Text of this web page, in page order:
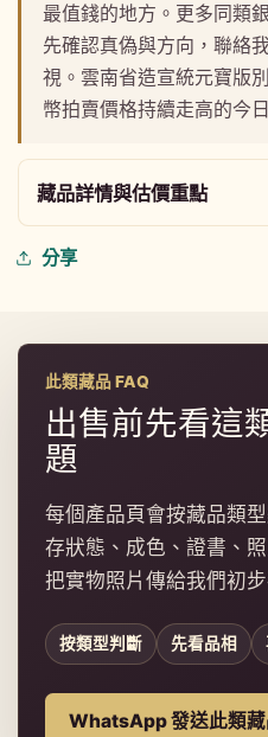
最值錢的地方。更多同類
先確認真偽與方向，聯絡
視。雲南省造宣統元寶版
幣拍賣價格持續走高的今
藏品詳情與估價重點
分享
此類藏品 FAQ
出售前先看這
題
每個產品頁會按藏品類
存狀態、成色、證書、
把實物照片傳給我們初步
按類型判斷 先看品相
WhatsApp 發送此類藏